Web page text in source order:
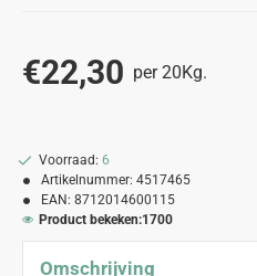
€22,30 per 20Kg.
Voorraad: 6
Artikelnummer: 4517465
EAN: 8712014600115
Product bekeken:1700
Omschrijving